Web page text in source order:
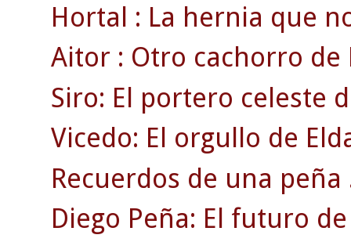
Hortal : La hernia que
Aitor : Otro cachorro de
Siro: El portero celeste
Vicedo: El orgullo de
Recuerdos de una peña
Diego Peña: El futuro